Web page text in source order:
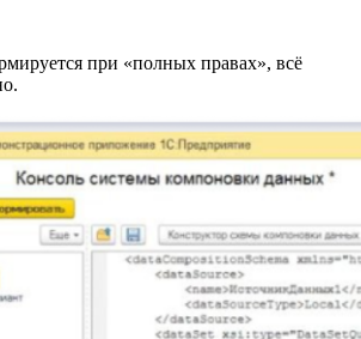
при «полных правах», всё